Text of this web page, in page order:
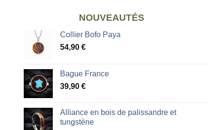
NOUVEAUTÉS
Collier Bofo Paya
54,90 €
Bague France
39,90 €
Alliance en bois de palissandre et
tungstène